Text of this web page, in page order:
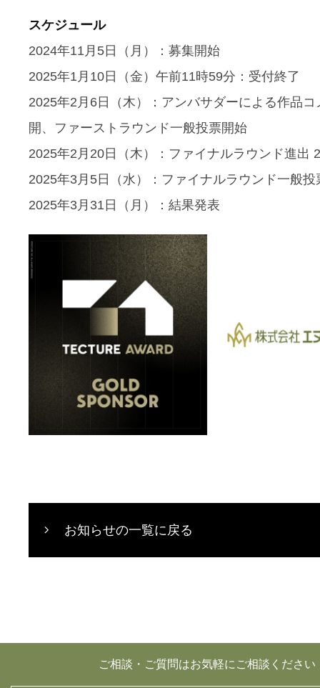
スケジュール
2024年11月5日（月）：募集開始
2025年1月10日（金）午前11時59分：受付終了
2025年2月6日（木）：アンバサダーによる作品コ
開、ファーストラウンド一般投票開始
2025年2月20日（木）：ファイナルラウンド進出
2025年3月5日（水）：ファイナルラウンド一般投
2025年3月31日（月）：結果発表
お知らせの一覧に戻る
ご相談・ご質問はお気軽にご相談ください